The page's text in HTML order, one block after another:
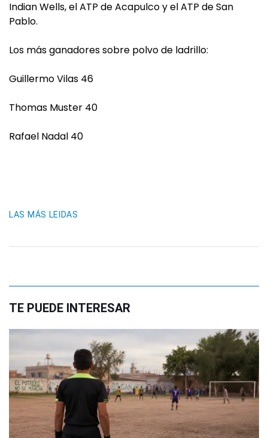
Indian Wells, el ATP de Acapulco y el ATP de San
Pablo.
Los más ganadores sobre polvo de ladrillo:
Guillermo Vilas 46
Thomas Muster 40
Rafael Nadal 40
LAS MÁS LEIDAS
TE PUEDE INTERESAR